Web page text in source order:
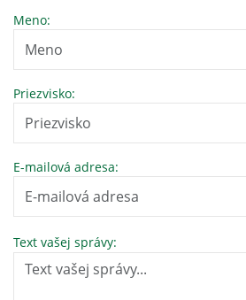
Meno:
Priezvisko:
E-mailová adresa:
Text vašej správy: